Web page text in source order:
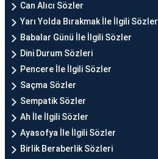
Can Alıcı Sözler
Yarı Yolda Bırakmak İle İlgili Sözler
Babalar Günü İle İlgili Sözler
Dini Durum Sözleri
Pencere İle İlgili Sözler
Saçma Sözler
Sempatik Sözler
Ah İle İlgili Sözler
Ayasofya İle İlgili Sözler
Birlik Beraberlik Sözleri